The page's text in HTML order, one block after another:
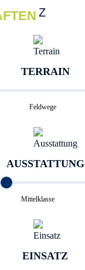
TERRAIN
Feldwege
AUSSTATTUNG
Mittelklasse
EINSATZ